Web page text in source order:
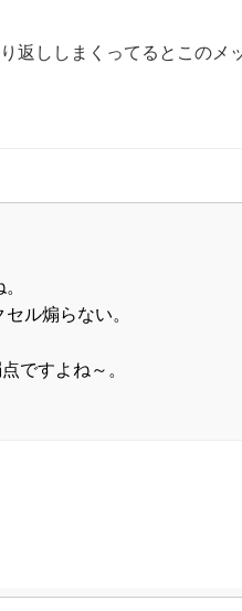
返ししまくってるとこの
ル煽らない。
ですよね～。